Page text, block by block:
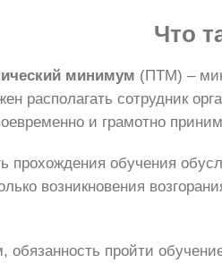
Что
минимум (ПТМ) –
располагать сотрудник
и грамотно
прохождения обучения
возникновения
обязанность пройти